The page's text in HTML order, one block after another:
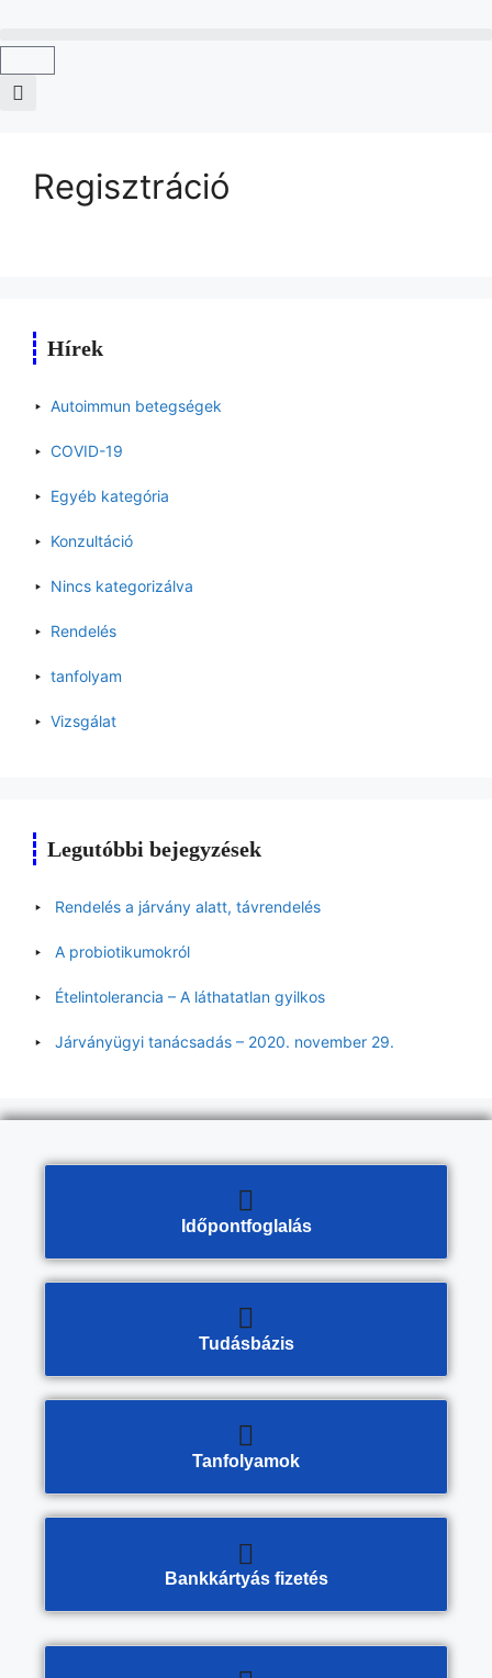
Regisztráció
Hírek
Autoimmun betegségek
COVID-19
Egyéb kategória
Konzultáció
Nincs kategorizálva
Rendelés
tanfolyam
Vizsgálat
Legutóbbi bejegyzések
Rendelés a járvány alatt, távrendelés
A probiotikumokról
Ételintolerancia – A láthatatlan gyilkos
Járványügyi tanácsadás – 2020. november 29.
Időpontfoglalás
Tudásbázis
Tanfolyamok
Bankkártyás fizetés